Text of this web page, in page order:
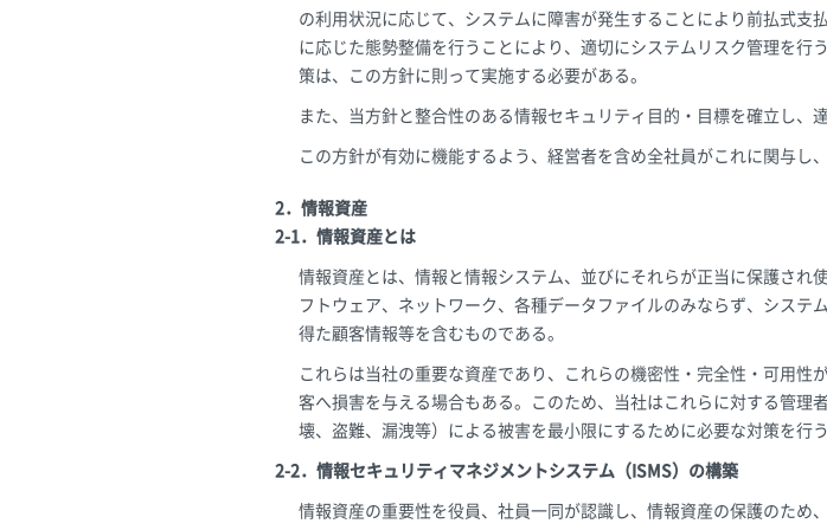
の利用状況に応じて、システムに障害が発生することにより前払式
に応じた態勢整備を行うことにより、適切にシステムリスク管理を
策は、この方針に則って実施する必要がある。
また、当方針と整合性のある情報セキュリティ目的・目標を確立し、
この方針が有効に機能するよう、経営者を含め全社員がこれに関与し
2．情報資産
2-1．情報資産とは
情報資産とは、情報と情報システム、並びにそれらが正当に保護され
フトウェア、ネットワーク、各種データファイルのみならず、シス
得た顧客情報等を含むものである。
これらは当社の重要な資産であり、これらの機密性・完全性・可用
客へ損害を与える場合もある。このため、当社はこれらに対する管理
壊、盗難、漏洩等）による被害を最小限にするために必要な対策を行う
2-2．情報セキュリティマネジメントシステム（ISMS）の構築
情報資産の重要性を役員、社員一同が認識し、情報資産の保護のた